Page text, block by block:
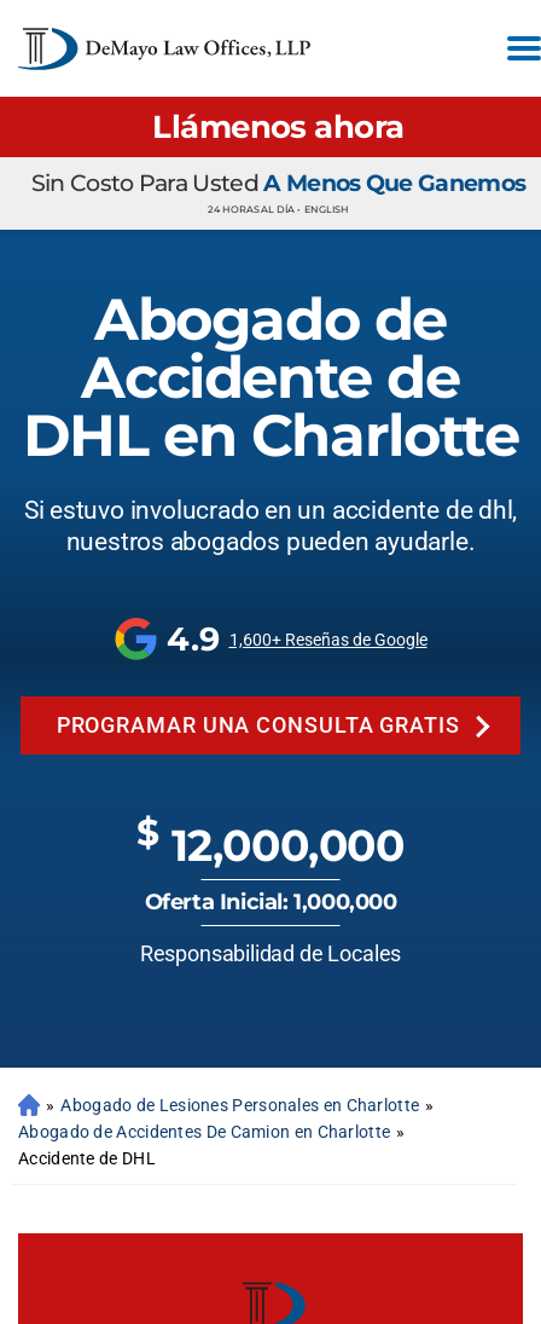
Llámenos ahora
Sin Costo Para UstedA Menos Que Ganemos
24 HORAS AL DÍA • ENGLISH
Abogado de
Accidente de
DHL en Charlotte
Si estuvo involucrado en un accidente de dhl,
nuestros abogados pueden ayudarle.
4.9 1,600+ Reseñas de Google
PROGRAMAR UNA CONSULTA GRATIS
$ 12,000,000
Oferta Inicial: 1,000,000
Responsabilidad de Locales
» Abogado de Lesiones Personales en Charlotte »
Abogado de Accidentes De Camion en Charlotte »
Accidente de DHL